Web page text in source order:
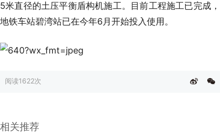
5米直径的土压平衡盾构机施工。目前工程施工已完成，
地铁车站碧湾站已在今年6月开始投入使用。
阅读1622次
相关推荐